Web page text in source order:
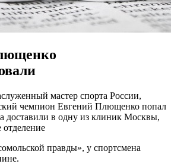
мастер спорта России,
чемпион Евгений Плющенко попал
доставили в одну из клиник Москвы,
отделение
правды», у спортсмена